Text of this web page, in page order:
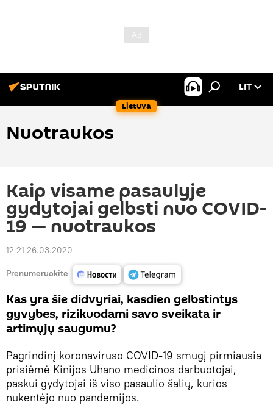
Lietuva
LIT
Nuotraukos
Kaip visame pasaulyje
gydytojai gelbsti nuo COVID-
19 — nuotraukos
12:21 26.03.2020
Prenumeruokite
Kas yra šie didvyriai, kasdien gelbstintys
gyvybes, rizikuodami savo sveikata ir
artimųjų saugumu?
Pagrindinį koronaviruso COVID-19 smūgį pirmiausia
prisiėmė Kinijos Uhano medicinos darbuotojai,
paskui gydytojai iš viso pasaulio šalių, kurios
nukentėjo nuo pandemijos.